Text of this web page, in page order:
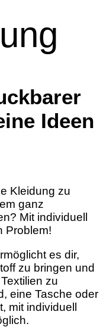
Ideen
Kleidung zu
ganz
Mit individuell
Problem!
es dir,
zu bringen und
zu
eine Tasche oder
mit individuell